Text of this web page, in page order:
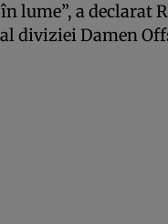
lume”, a declarat
diviziei Damen